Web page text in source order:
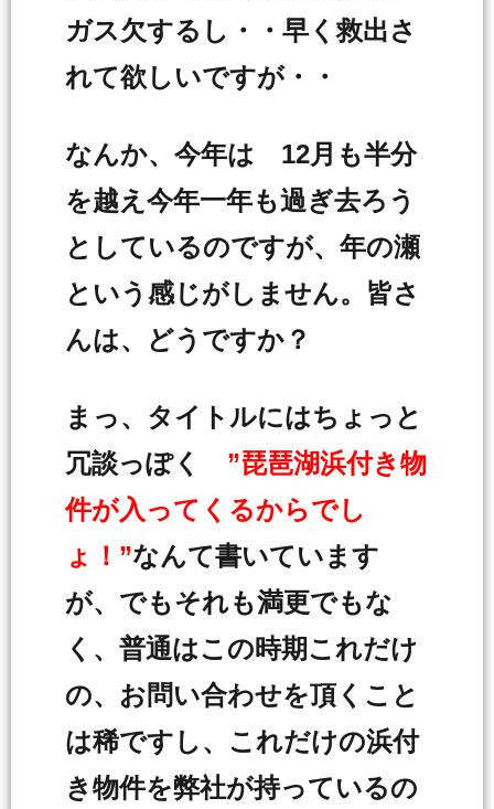
ガス欠するし・・早く救出さ
れて欲しいですが・・
なんか、今年は 12月も半分
を越え今年一年も過ぎ去ろう
としているのですが、年の瀬
という感じがしません。皆さ
んは、どうですか？
まっ、タイトルにはちょっと
冗談っぽく ”琵琶湖浜付き物
件が入ってくるからでし
ょ！”なんて書いています
が、でもそれも満更でもな
く、普通はこの時期これだけ
の、お問い合わせを頂くこと
は稀ですし、これだけの浜付
き物件を弊社が持っているの